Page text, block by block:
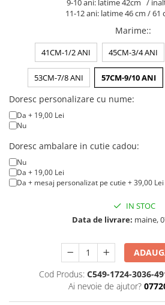
9-10 ani: latime 42cm /
11-12 ani: latime 46 cm / 61
Marime::
41CM-1/2 ANI 45CM-3/4 ANI
53CM-7/8 ANI 57CM-9/10 ANI
Doresc personalizare cu nume:
Da + 19,00 Lei
Nu
Doresc ambalare in cutie cadou:
Nu
Da + 19,00 Lei
Da + mesaj personalizat pe cutie + 39,00 Lei
IN STOC
Data de livrare: maine,
Cod Produs: C549-1724-3036-
Ai nevoie de ajutor?